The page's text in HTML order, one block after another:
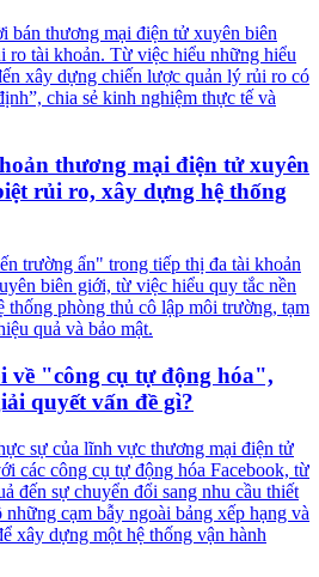
bán thương mại điện tử xuyên biên
ro tài khoản. Từ việc hiểu những hiểu
xây dựng chiến lược quản lý rủi ro có
chia sẻ kinh nghiệm thực tế và
thương mại điện tử xuyên
rủi ro, xây dựng hệ thống
trường ẩn" trong tiếp thị đa tài khoản
biên giới, từ việc hiểu quy tắc nền
thống phòng thủ cô lập môi trường, tạm
quả và bảo mật.
về "công cụ tự động hóa",
quyết vấn đề gì?
sự của lĩnh vực thương mại điện tử
các công cụ tự động hóa Facebook, từ
đến sự chuyển đổi sang nhu cầu thiết
cạm bẫy ngoài bảng xếp hạng và
xây dựng một hệ thống vận hành